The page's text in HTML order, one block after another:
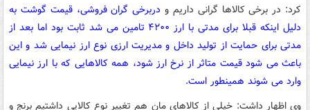
کرد: در برخی کالاها گرانی داریم و دربرخی گران فروشی، قیمت گوشت به
دلیل اینکه قبلا برای مدتی با ارز ۴۲۰۰ تامین می شد ثابت بود اما بعد از
مدتی برای حمایت از تولید داخل و مدیریت ارزی نوع ارز نیمایی شد و این
باعث می شود قیمت متاثر از نرخ ارز شود، همه کالاهایی که با ارز نیمایی
وارد می شوند همینطور است.
وی اظهار داشت: خیلی از کالاهای مان هم تغییر نوع کالایی داشتیم برنج و